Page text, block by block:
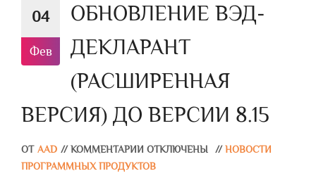
04
Фев
ОБНОВЛЕНИЕ ВЭД-
ДЕКЛАРАНТ
(РАСШИРЕННАЯ
ВЕРСИЯ) ДО ВЕРСИИ 8.15
ОТ AAD // КОММЕНТАРИИ ОТКЛЮЧЕНЫ // НОВОСТИ
ПРОГРАММНЫХ ПРОДУКТОВ